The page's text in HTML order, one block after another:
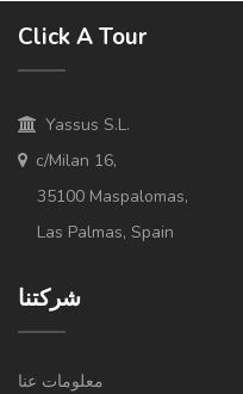
Click A Tour
Yassus S.L.
c/Milan 16,
35100 Maspalomas,
Las Palmas, Spain
شركتنا
معلومات عنا